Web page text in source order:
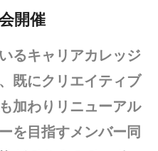
開催
るキャリアカレッジ
既にクリエイティブ
加わりリニューアル
を目指すメンバー同